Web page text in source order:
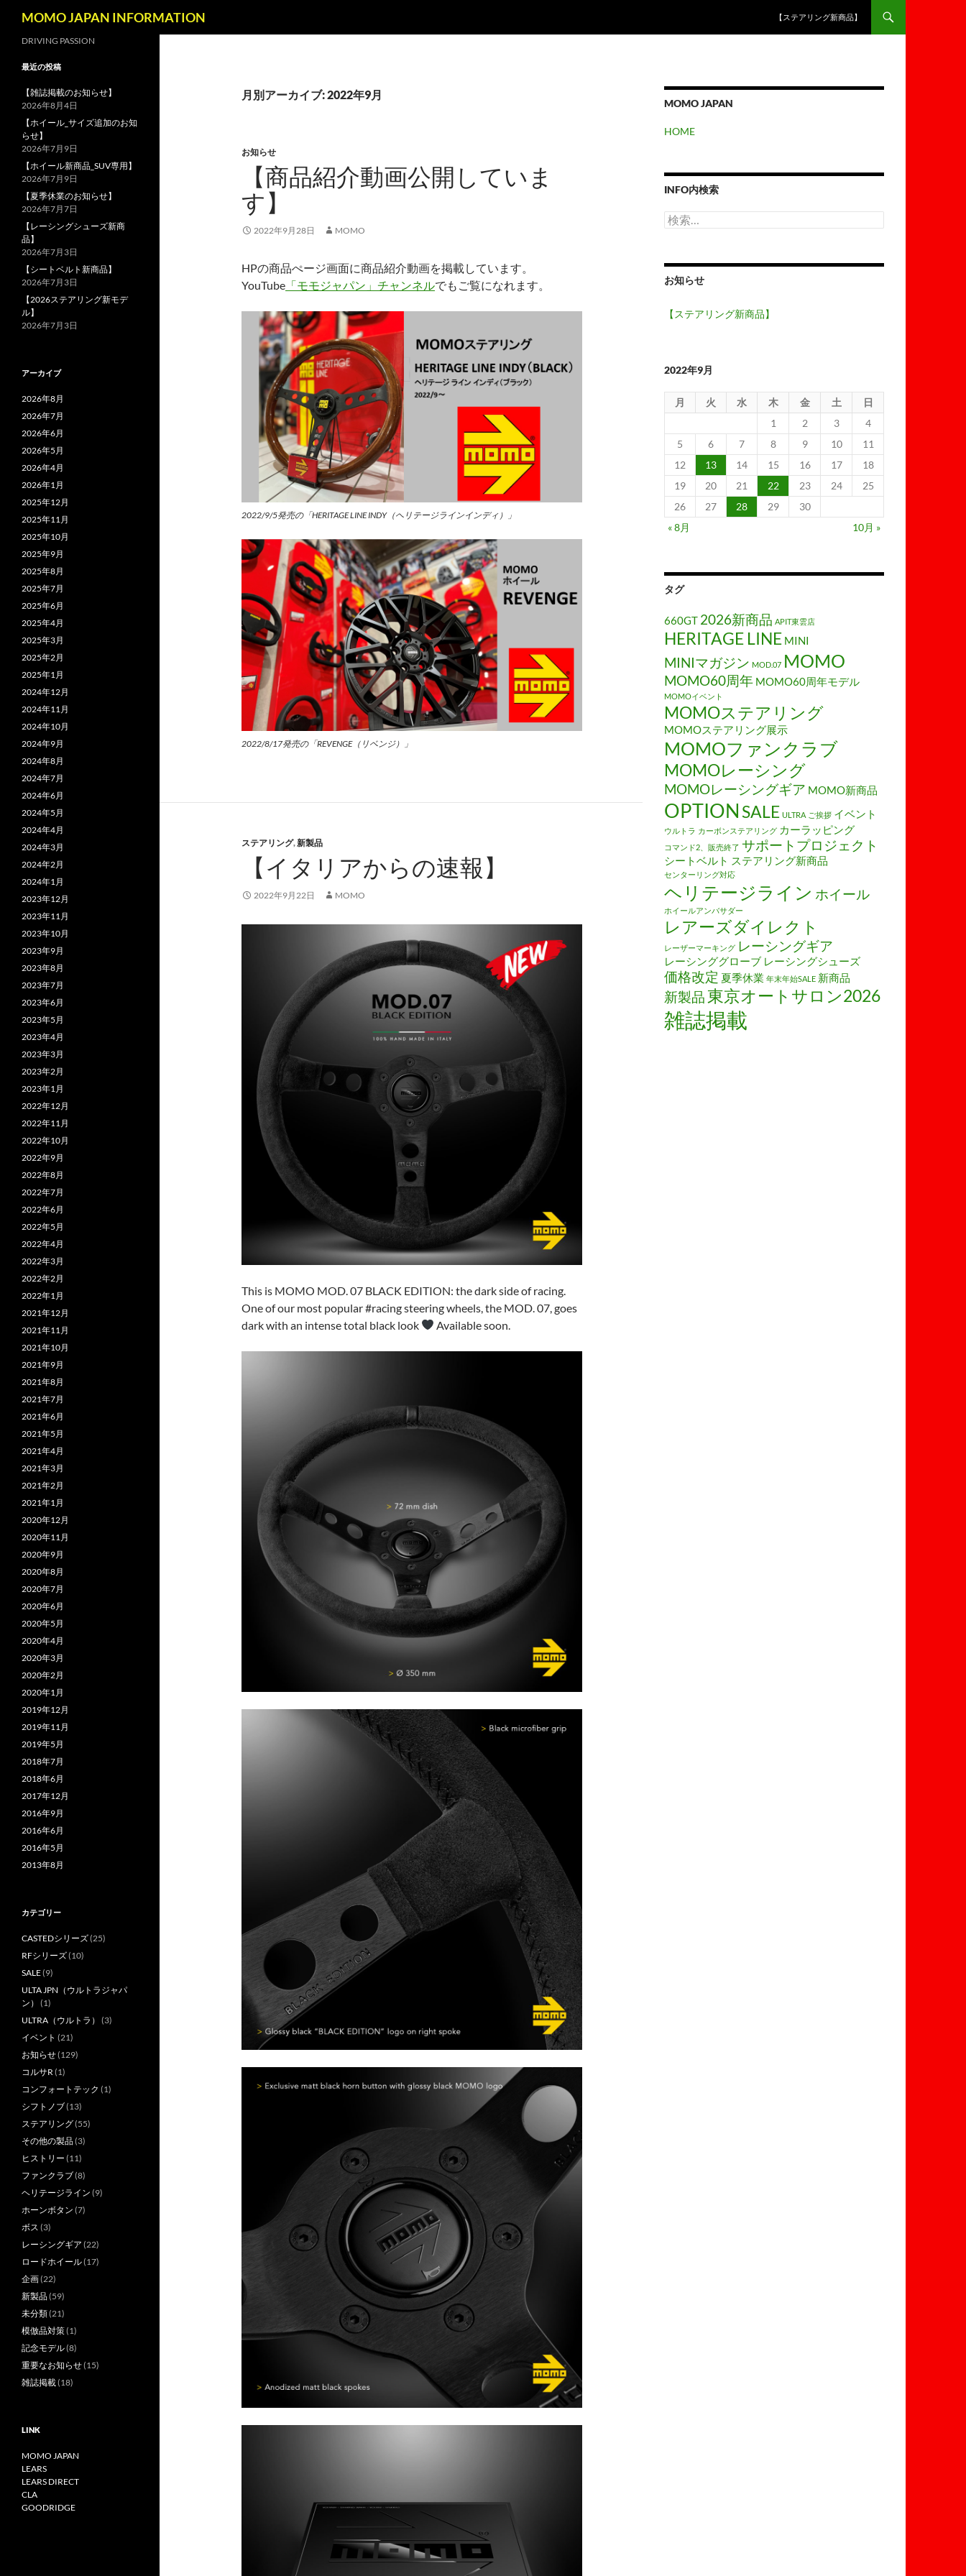
MOMO JAPAN INFORMATION 【ステアリング新商品】
月別アーカイブ: 2022年9月
お知らせ
【商品紹介動画公開していま
す】
2022年9月28日 MOMO
HPの商品ぺージ画面に商品紹介動画を掲載しています。
YouTube 「モモジャパン」チャンネルでもご覧になれます。
2022/9/5発売の「HERITAGE LINE INDY（ヘリテージラインインディ）」
2022/8/17発売の「REVENGE（リベンジ）」
ステアリング,新製品
【イタリアからの速報】
2022年9月22日 MOMO
This is MOMO MOD. 07 BLACK EDITION: the dark side of racing.
One of our most popular#racingsteering wheels, the MOD. 07, goes
dark with an intense total black look
Available soon.
MOMO JAPAN
HOME
INFO内検索
検
索:
お知らせ
【ステアリング新商品】
2022年9月
月 火 水 木 金 土
日
1
2 3
4
5
6 7 8 9 10
11
12
13 14 15 16 17
18
19
20 21 22 23 24
25
26
27 28 29
30
« 8月
10月 »
タグ
660GT 2026新商品 APIT東雲店
HERITAGE LINE MINI
MINIマガジン MOD.07 MOMO
MOMO60周年 MOMO60周年モデル
MOMOイベント
MOMOステアリング
MOMOステアリング展示
MOMOファンクラブ
MOMOレーシング
MOMOレーシングギア MOMO新商品
OPTION SALE ULTRA ご挨拶 イベント
ウルトラ カーボンステアリング カーラッピング
コマンド2、販売終了 サポートプロジェクト
シートベルト ステアリング新商品
センターリング対応
ヘリテージライン ホイール
ホイールアンバサダー
レアーズダイレクト
レーザーマーキング レーシングギア
レーシンググローブ レーシングシューズ
価格改定 夏季休業 年末年始SALE 新商品
新製品 東京オートサロン2026
雑誌掲載
DRIVING PASSION
最近の投稿
【雑誌掲載のお知らせ】
2026年8月4日
【ホイール_サイズ追加のお知
らせ】
2026年7月9日
【ホイール新商品_SUV専用】
2026年7月9日
【夏季休業のお知らせ】
2026年7月7日
【レーシングシューズ新商
品】
2026年7月3日
【シートベルト新商品】
2026年7月3日
【2026ステアリング新モデ
ル】
2026年7月3日
アーカイブ
2026年8月
2026年7月
2026年6月
2026年5月
2026年4月
2026年1月
2025年12月
2025年11月
2025年10月
2025年9月
2025年8月
2025年7月
2025年6月
2025年4月
2025年3月
2025年2月
2025年1月
2024年12月
2024年11月
2024年10月
2024年9月
2024年8月
2024年7月
2024年6月
2024年5月
2024年4月
2024年3月
2024年2月
2024年1月
2023年12月
2023年11月
2023年10月
2023年9月
2023年8月
2023年7月
2023年6月
2023年5月
2023年4月
2023年3月
2023年2月
2023年1月
2022年12月
2022年11月
2022年10月
2022年9月
2022年8月
2022年7月
2022年6月
2022年5月
2022年4月
2022年3月
2022年2月
2022年1月
2021年12月
2021年11月
2021年10月
2021年9月
2021年8月
2021年7月
2021年6月
2021年5月
2021年4月
2021年3月
2021年2月
2021年1月
2020年12月
2020年11月
2020年9月
2020年8月
2020年7月
2020年6月
2020年5月
2020年4月
2020年3月
2020年2月
2020年1月
2019年12月
2019年11月
2019年5月
2018年7月
2018年6月
2017年12月
2016年9月
2016年6月
2016年5月
2013年8月
カテゴリー
CASTEDシリーズ(25)
RFシリーズ(10)
SALE(9)
ULTA JPN（ウルトラジャパ
ン） (1)
ULTRA（ウルトラ） (3)
イベント (21)
お知らせ(129)
コルサR(1)
コンフォートテック (1)
シフトノブ(13)
ステアリング(55)
その他の製品(3)
ヒストリー (11)
ファンクラブ(8)
ヘリテージライン (9)
ホーンボタン (7)
ボス (3)
レーシングギア (22)
ロードホイール(17)
企画(22)
新製品(59)
未分類(21)
模倣品対策(1)
記念モデル(8)
重要なお知らせ(15)
雑誌掲載(18)
LINK
MOMO JAPAN
LEARS
LEARS DIRECT
CLA
GOODRIDGE